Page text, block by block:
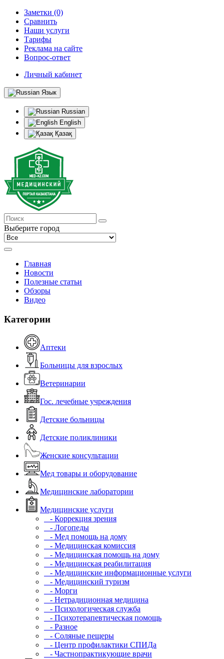
Заметки (0)
Сравнить
Наши услуги
Тарифы
Реклама на сайте
Вопрос-ответ
Личный кабинет
Язык
Russian
English
Қазақ
Выберите город
Главная
Новости
Полезные статьи
Обзоры
Видео
Категории
Аптеки
Больницы для взрослых
Ветеринарии
Гос. лечебные учреждения
Детские больницы
Детские поликлиники
Женские консультации
Мед товары и оборудование
Медицинские лаборатории
Медицинские услуги
- Коррекция зрения
- Логопеды
- Мед помощь на дому
- Медицинская комиссия
- Медицинская помощь на дому
- Медицинская реабилитация
- Медицинские информационные услуги
- Медицинский туризм
- Морги
- Нетрадиционная медицина
- Психологическая служба
- Психотерапевтическая помощь
- Разное
- Соляные пещеры
- Центр профилактики СПИДа
- Частнопрактикующие врачи